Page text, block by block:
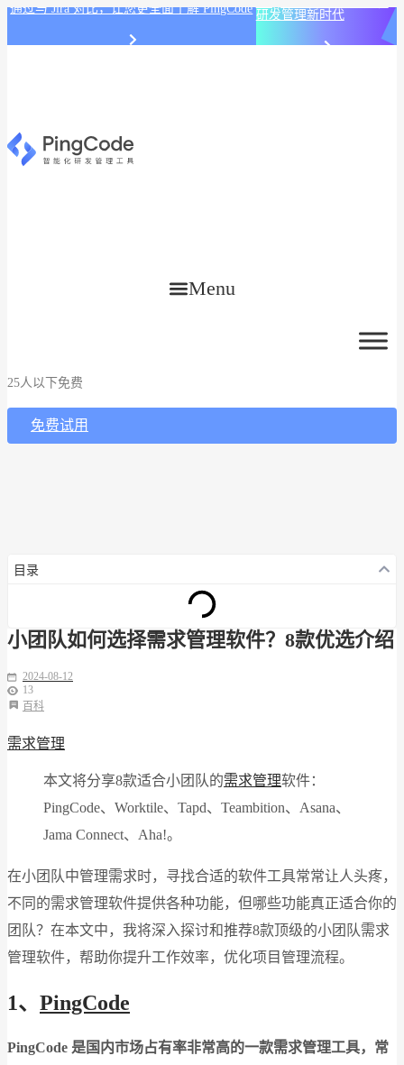
通过与 Jira 对比，让您更全面了解 PingCode 研发管理新时代
Menu
25人以下免费
免费试用
目录
小团队如何选择需求管理软件？8款优选介绍
2024-08-12
13
百科
需求管理
本文将分享8款适合小团队的需求管理软件：
PingCode、Worktile、Tapd、Teambition、Asana、
Jama Connect、Aha!。
在小团队中管理需求时，寻找合适的软件工具常常让人头疼，
不同的需求管理软件提供各种功能，但哪些功能真正适合你的
团队？在本文中，我将深入探讨和推荐8款顶级的小团队需求
管理软件，帮助你提升工作效率，优化项目管理流程。
1、 PingCode
PingCode 是国内市场占有率非常高的一款需求管理工具，常